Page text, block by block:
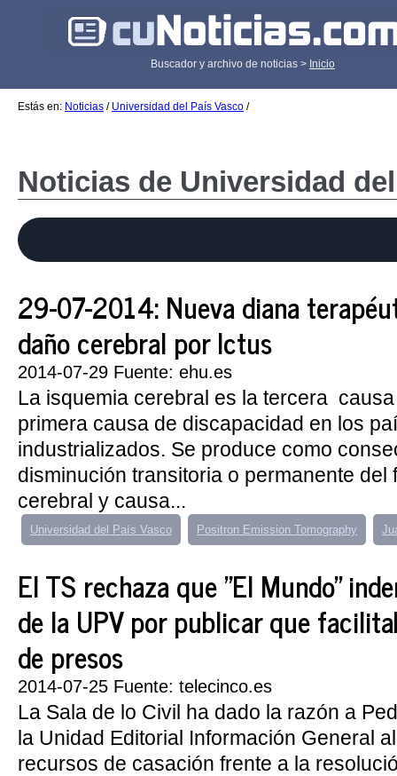
Buscador y archivo de noticias > Inicio
Estás en: Noticias / Universidad del País Vasco /
Noticias de Universidad
29-07-2014: Nueva diana
daño cerebral por Ictus
2014-07-29 Fuente: ehu.es
La isquemia cerebral es la tercera
primera causa de discapacidad en los
industrializados. Se produce como
disminución transitoria o permanente del
cerebral y causa...
Universidad del País Vasco Positron Emission Tomography
El TS rechaza que "El Mundo"
de la UPV por publicar que
de presos
2014-07-25 Fuente: telecinco.es
La Sala de lo Civil ha dado la razón a
la Unidad Editorial Información General
recursos de casación frente a la